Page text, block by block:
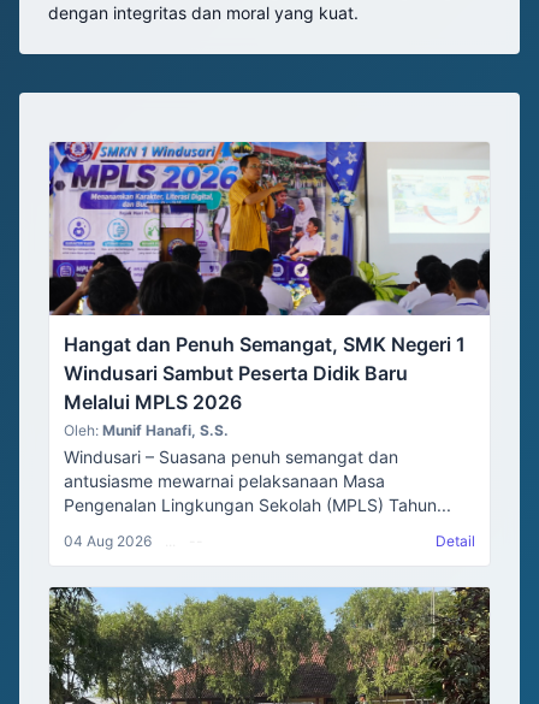
dengan integritas dan moral yang kuat.
Hangat dan Penuh Semangat, SMK Negeri 1
Windusari Sambut Peserta Didik Baru
Melalui MPLS 2026
Oleh: Munif Hanafi, S.S.
Windusari – Suasana penuh semangat dan
antusiasme mewarnai pelaksanaan Masa
Pengenalan Lingkungan Sekolah (MPLS) Tahun...
04 Aug 2026 Detail